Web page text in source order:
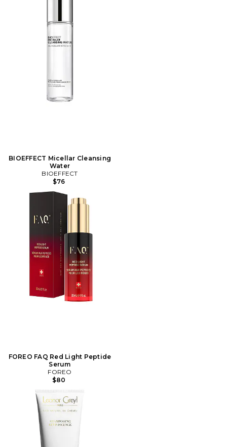
BIOEFFECT Micellar Cleansing
Water
BIOEFFECT
$76
FOREO FAQ Red Light Peptide
Serum
FOREO
$80